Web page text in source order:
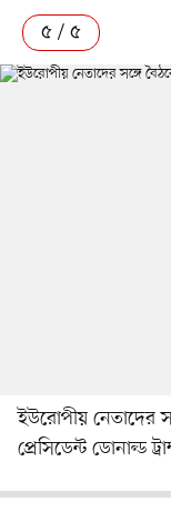
৫ / ৫
ইউরোপীয় নেতাদের
প্রেসিডেন্ট ডোনাল্ড